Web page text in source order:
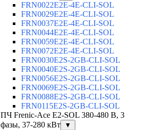
FRN0022E2E-4E-CLI-SOL
FRN0029E2E-4E-CLI-SOL
FRN0037E2E-4E-CLI-SOL
FRN0044E2E-4E-CLI-SOL
FRN0059E2E-4E-CLI-SOL
FRN0072E2E-4E-CLI-SOL
FRN0030E2S-2GB-CLI-SOL
FRN0040E2S-2GB-CLI-SOL
FRN0056E2S-2GB-CLI-SOL
FRN0069E2S-2GB-CLI-SOL
FRN0088E2S-2GB-CLI-SOL
FRN0115E2S-2GB-CLI-SOL
ПЧ Frenic-Ace E2-SOL 380-480 В, 3
фазы, 37-280 кВт
▼